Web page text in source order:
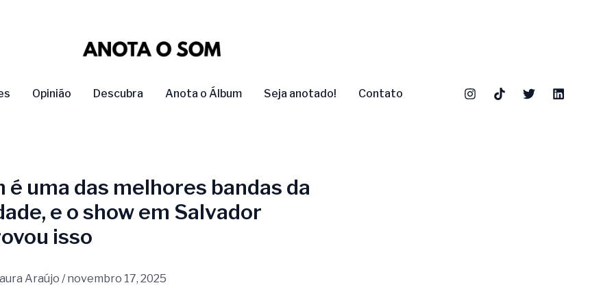
Opinião Descubra Anota o Álbum Seja anotado! Contato
é uma das melhores bandas da
e o show em Salvador
isso
Araújo /novembro 17, 2025